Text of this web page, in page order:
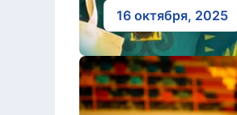
16 октября, 2025